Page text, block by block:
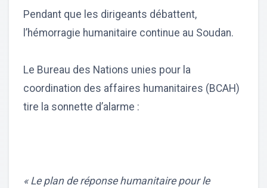
Pendant que les dirigeants débattent,
l’hémorragie humanitaire continue au Soudan.
Le Bureau des Nations unies pour la
coordination des affaires humanitaires (BCAH)
tire la sonnette d’alarme :
« Le plan de réponse humanitaire pour le